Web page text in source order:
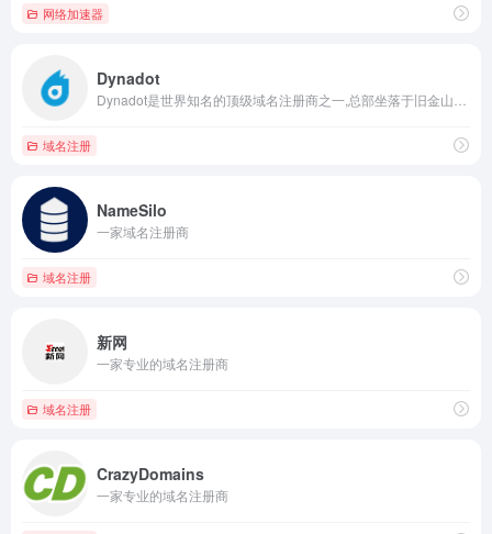
网络加速器
Dynadot
域名注册
NameSilo
一家域名注册商
域名注册
新网
一家专业的域名注册商
域名注册
CrazyDomains
一家专业的域名注册商